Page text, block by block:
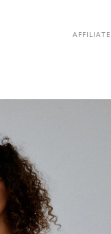
AFFILIATE